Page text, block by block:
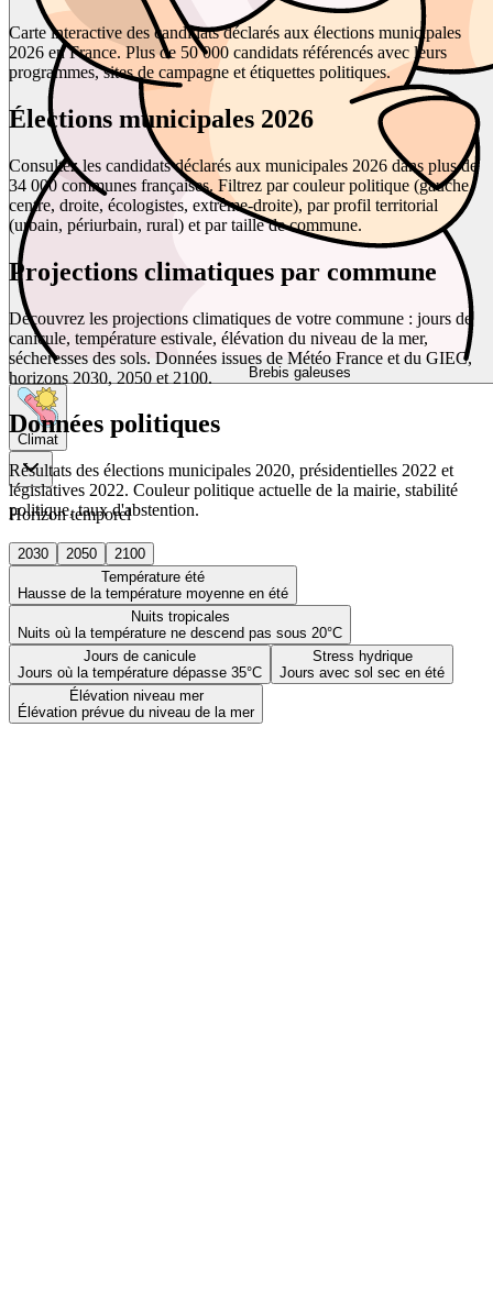
Brebis galeuses
Climat
Horizon temporel
2030 2050
2100
Température été
Hausse de la température moyenne en été
Nuits tropicales
Nuits où la température ne descend pas sous 20°C
Jours de canicule
Jours où la température dépasse 35°C
Stress hydrique
Jours avec sol sec en été
Élévation niveau mer
Élévation prévue du niveau de la mer
Carte interactive des candidats déclarés aux élections municipales
2026 en France. Plus de 50 000 candidats référencés avec leurs
programmes, sites de campagne et étiquettes politiques.
Élections municipales 2026
Consultez les candidats déclarés aux municipales 2026 dans plus de
34 000 communes françaises. Filtrez par couleur politique (gauche,
centre, droite, écologistes, extrême-droite), par profil territorial
(urbain, périurbain, rural) et par taille de commune.
Projections climatiques par commune
Découvrez les projections climatiques de votre commune : jours de
canicule, température estivale, élévation du niveau de la mer,
sécheresses des sols. Données issues de Météo France et du GIEC,
horizons 2030, 2050 et 2100.
Données politiques
Résultats des élections municipales 2020, présidentielles 2022 et
législatives 2022. Couleur politique actuelle de la mairie, stabilité
politique, taux d'abstention.